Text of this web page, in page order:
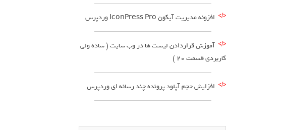
افزونه مدیریت آیکون IconPress Pro وردپرس
آموزش قراردادن لیست ها در وب سایت ( ساده ولی
کاربردی قسمت 20 )
افزایش حجم آپلود پرونده چند رسانه ای وردپرس